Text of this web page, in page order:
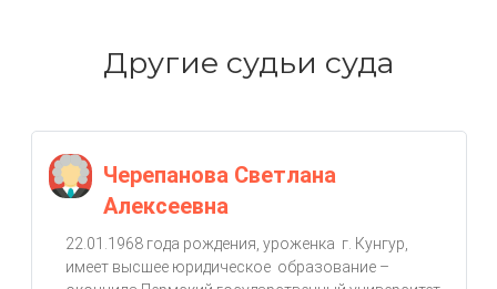
Другие судьи суда
Черепанова Светлана
Алексеевна
22.01.1968 года рождения, уроженка г. Кунгур,
имеет высшее юридическое образование –